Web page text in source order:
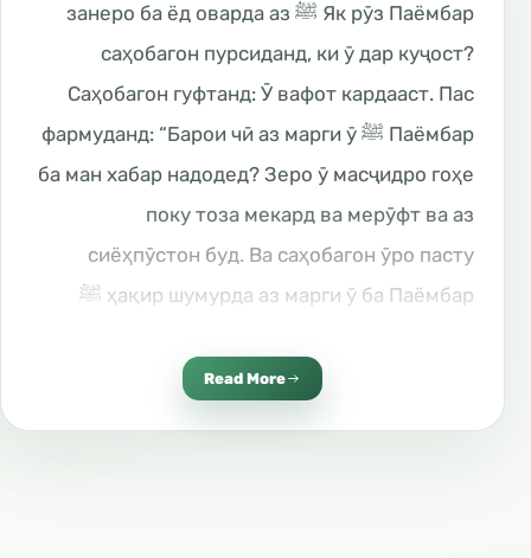
Як рӯз Паёмбар ﷺ занеро ба ёд оварда аз
саҳобагон пурсиданд, ки ӯ дар куҷост?
Саҳобагон гуфтанд: Ӯ вафот кардааст. Пас
Паёмбар ﷺ фармуданд: “Барои чӣ аз марги ӯ
ба ман хабар надодед? Зеро ӯ масҷидро гоҳе
поку тоза мекард ва мерӯфт ва аз
сиёҳпӯстон буд. Ва саҳобагон ӯро пасту
ҳақир шумурда аз марги ӯ ба Паёмбар ﷺ
омадааст, Паёмбар ﷺ ба назди қабри ӯ
Read More